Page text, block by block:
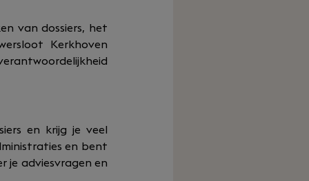
van dossiers, het
Kerkhoven
en krijg je veel
en bent
je adviesvragen en